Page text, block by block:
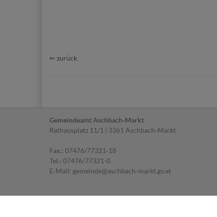
⇐ zurück
Gemeindeamt Aschbach‐Markt
Rathausplatz 11/1 | 3361 Aschbach‐Markt
Fax.: 07476/77321‐18
Tel.: 07476/77321-0
E‐Mail: gemeinde@aschbach-markt.gv.at